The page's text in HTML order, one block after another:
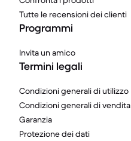
Tutte le recensioni dei clienti
Programmi
Invita un amico
Termini legali
Condizioni generali di utilizzo
Condizioni generali di vendita
Garanzia
Protezione dei dati